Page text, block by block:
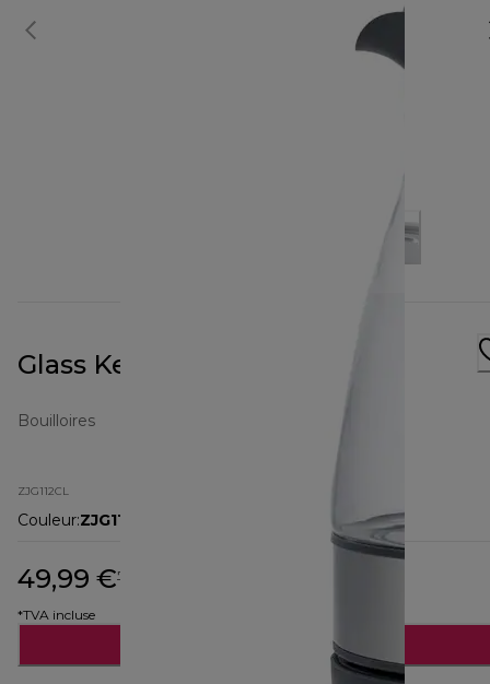
Glass Kettle ZJG112CL
Bouilloires
ZJG112CL
Couleur:ZJG112CL
49,99 €74,90 €
*TVA incluse
Ajouter au panier